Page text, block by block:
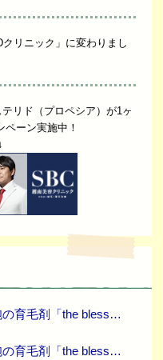
リニック」に変わりまし
リド（プロペシア）が1ヶ
ペーン実施中！
育毛剤「the bless…
育毛剤「the bless…